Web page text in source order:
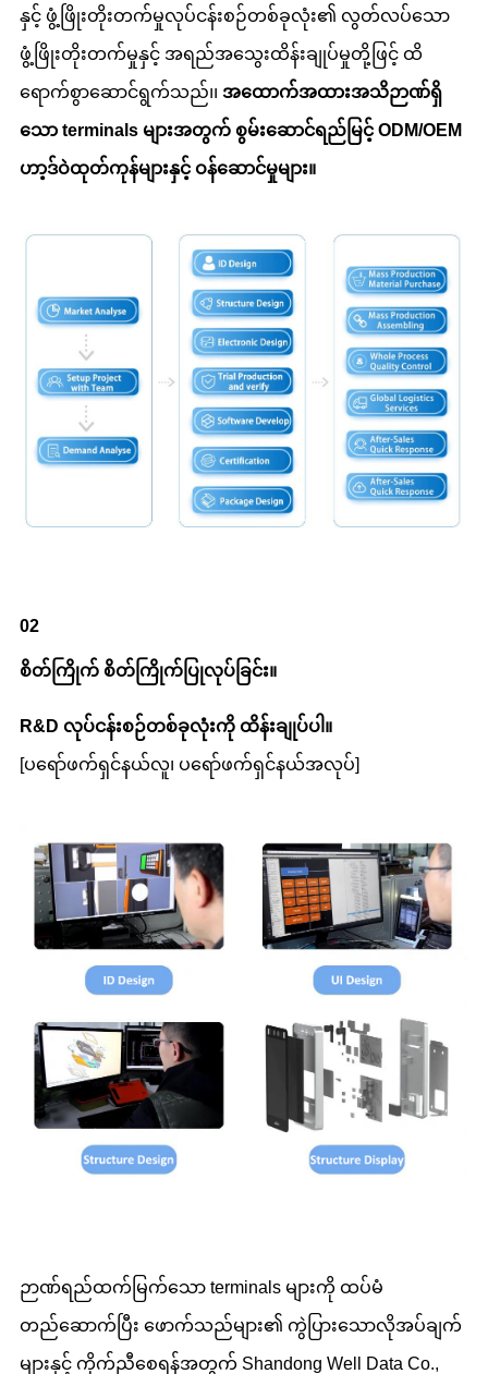
နှင့် ဖွံ့ဖြိုးတိုးတက်မှုလုပ်ငန်းစဉ်တစ်ခုလုံး၏ လွတ်လပ်သော
ဖွံ့ဖြိုးတိုးတက်မှုနှင့် အရည်အသွေးထိန်းချုပ်မှုတို့ဖြင့် ထိ
ရောက်စွာဆောင်ရွက်သည်၊၊ အထောက်အထားအသိဉာဏ်ရှိ
သော terminals များအတွက် စွမ်းဆောင်ရည်မြင့် ODM/OEM
ဟာ့ဒ်ဝဲထုတ်ကုန်များနှင့် ဝန်ဆောင်မှုများ။
02
စိတ်ကြိုက် စိတ်ကြိုက်ပြုလုပ်ခြင်း။
R&D လုပ်ငန်းစဉ်တစ်ခုလုံးကို ထိန်းချုပ်ပါ။
[ပရော်ဖက်ရှင်နယ်လူ၊ ပရော်ဖက်ရှင်နယ်အလုပ်]
ဉာဏ်ရည်ထက်မြက်သော terminals များကို ထပ်မံ
တည်ဆောက်ပြီး ဖောက်သည်များ၏ ကွဲပြားသောလိုအပ်ချက်
များနှင့် ကိုက်ညီစေရန်အတွက် Shandong Well Data Co.,